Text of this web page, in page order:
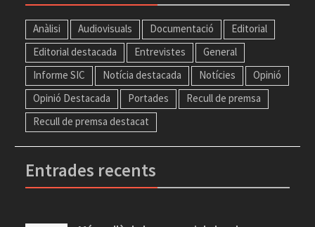
Anàlisi Audiovisuals Documentació
Editorial
Editorial destacada
Entrevistes
General
Informe SIC
Notícia destacada Notícies
Opinió
Opinió Destacada
Portades
Recull de premsa
Recull de premsa destacat
Entrades recents